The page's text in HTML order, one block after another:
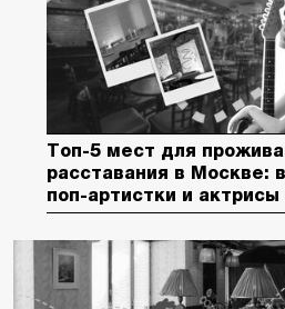
Топ-5 мест для
расставания в Москве:
поп-артистки и